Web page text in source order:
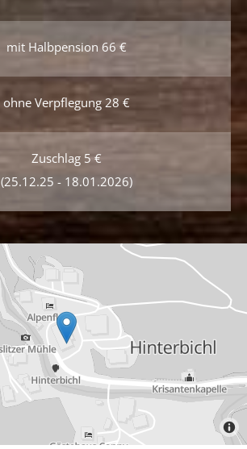
mit Halbpension 66 €
ohne Verpflegung 28 €
Zuschlag 5 €
(25.12.25 - 18.01.2026)